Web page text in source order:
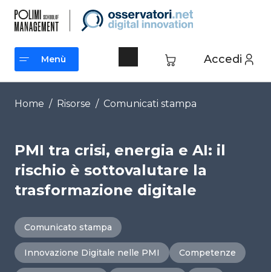
contenuto
Accedi
Menù
Menù
Home / Risorse / Comunicati stampa
PMI tra crisi, energia e AI: il
rischio è sottovalutare la
trasformazione digitale
Comunicato stampa
Innovazione Digitale nelle PMI Competenze